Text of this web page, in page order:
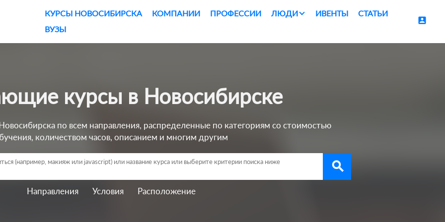
КУРСЫ НОВОСИБИРСКА КОМПАНИИ ПРОФЕССИИ ЛЮДИ ИВЕНТЫ
СТАТЬИ
ВУЗЫ
account_box
курсы в Новосибирске
по всем направления, распределенные по категориям со стоимостью
количеством часов, описанием и многим другим
search
Направления Условия Расположение